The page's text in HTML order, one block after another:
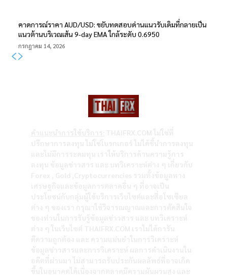
คาดการณ์ราคา AUD/USD: ขยับทดสอบด่านแนวรับเดิมที่กลายเป็น
แนวต้านบริเวณเส้น 9-day EMA ใกล้ระดับ 0.6950
กรกฎาคม 14, 2026